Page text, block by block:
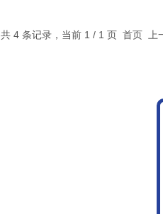
共 4 条记录，当前 1 / 1 页 首页